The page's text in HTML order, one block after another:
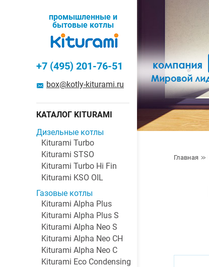
Главная
промышленные и
бытовые котлы
+7 (495) 201-76-51
box@kotly-kiturami.ru
КАТАЛОГ KITURAMI
Дизельные котлы
Kiturami Turbo
Kiturami STSO
Kiturami Turbo Hi Fin
Kiturami KSO OIL
Газовые котлы
Kiturami Alpha Plus
Kiturami Alpha Plus S
Kiturami Alpha Neo S
Kiturami Alpha Neo CH
Kiturami Alpha Neo C
Kiturami Eco Condensing